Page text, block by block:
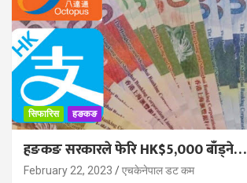
सिफारिस हङकङ
हङकङ सरकारले फेरि HK$5,000 बाँड्ने…
February 22, 2023 एचकेनेपाल डट कम